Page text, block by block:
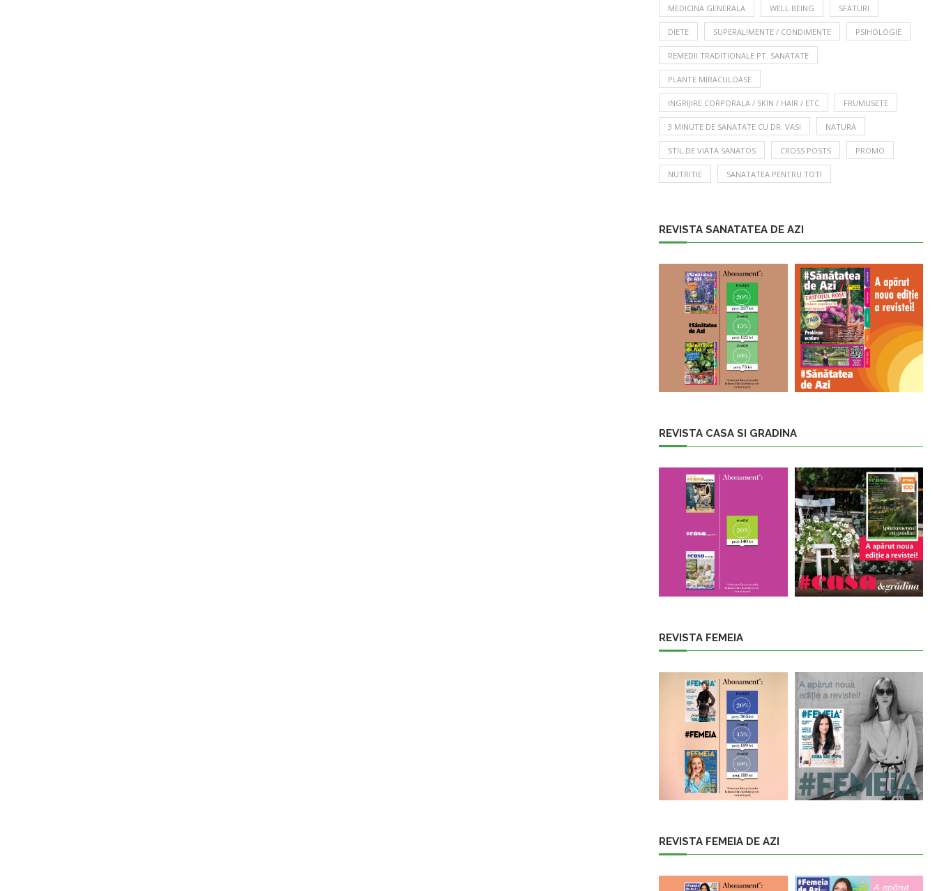
MEDICINA GENERALA WELL BEING SFATURI
DIETE SUPERALIMENTE / CONDIMENTE PSIHOLOGIE
REMEDII TRADITIONALE PT. SANATATE
PLANTE MIRACULOASE
INGRIJIRE CORPORALA / SKIN / HAIR / ETC FRUMUSETE
3 MINUTE DE SANATATE CU DR. VASI NATURA
STIL DE VIATA SANATOS CROSS POSTS PROMO
NUTRITIE SANATATEA PENTRU TOTI
REVISTA SANATATEA DE AZI
REVISTA CASA SI GRADINA
REVISTA FEMEIA
REVISTA FEMEIA DE AZI